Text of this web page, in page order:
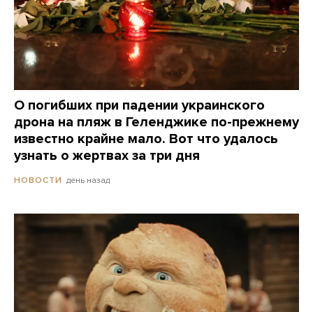
О погибших при падении украинского
дрона на пляж в Геленджике по-прежнему
известно крайне мало. Вот что удалось
узнать о жертвах за три дня
НОВОСТИ день назад